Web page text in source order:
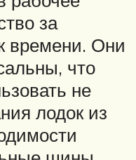
за
времени. Они
что
не
лодок из